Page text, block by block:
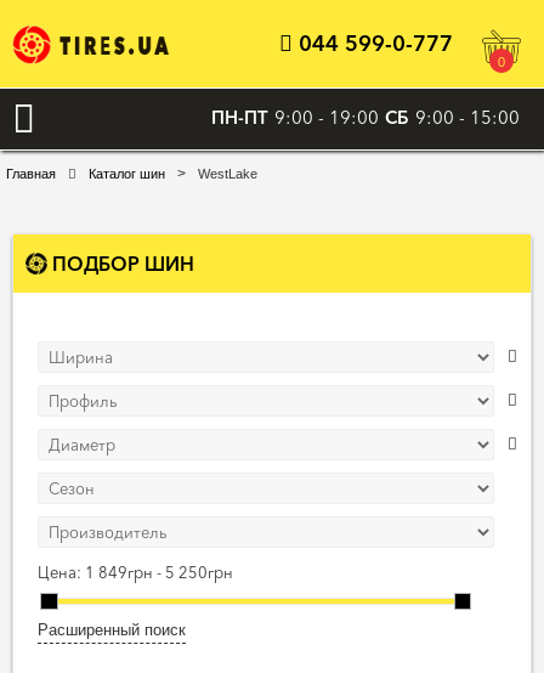
044 599-0-777
0
ПН-ПТ 9:00 - 19:00 СБ 9:00 - 15:00
Главная Каталог шин > WestLake
ПОДБОР ШИН
Цена: 1 849грн - 5 250грн
Расширенный поиск